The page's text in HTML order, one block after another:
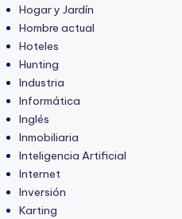
Hogar y Jardín
Hombre actual
Hoteles
Hunting
Industria
Informática
Inglés
Inmobiliaria
Inteligencia Artificial
Internet
Inversión
Karting